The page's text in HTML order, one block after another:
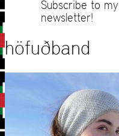
Subscribe to my
newsletter!
höfuðband